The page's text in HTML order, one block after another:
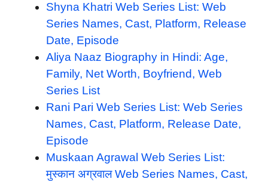
Shyna Khatri Web Series List: Web
Series Names, Cast, Platform, Release
Date, Episode
Aliya Naaz Biography in Hindi: Age,
Family, Net Worth, Boyfriend, Web
Series List
Rani Pari Web Series List: Web Series
Names, Cast, Platform, Release Date,
Episode
Muskaan Agrawal Web Series List:
मुस्कान अग्रवाल Web Series Names, Cast,